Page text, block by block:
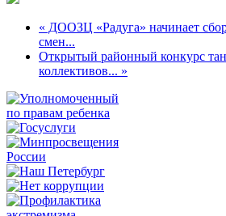
« ДООЗЦ «Радуга» начинает
смен...
Открытый районный конкурс
коллективов... »